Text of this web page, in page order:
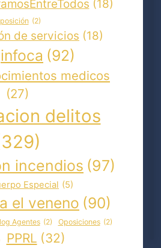
(18)
(2)
de servicios (18)
infoca (92)
medicos
(27)
delitos
incendios (97)
Especial (5)
el veneno (90)
Agentes (2) Oposiciones (2)
PPRL (32)